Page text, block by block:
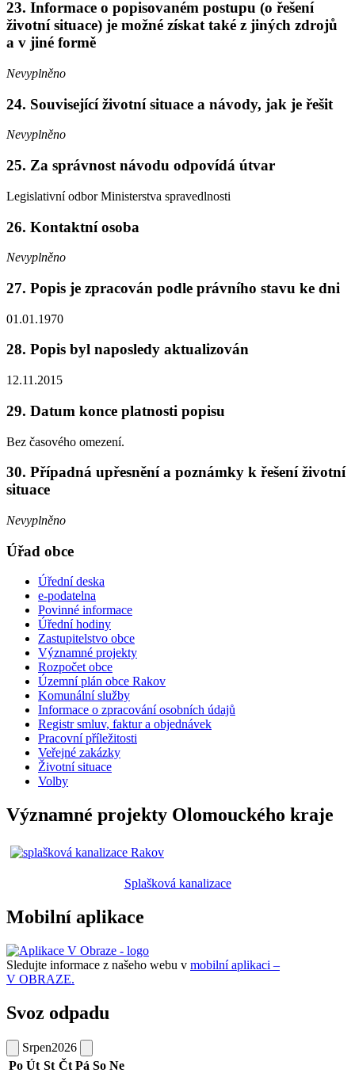
23. Informace o popisovaném postupu (o řešení
životní situace) je možné získat také z jiných zdrojů
a v jiné formě
Nevyplněno
24. Související životní situace a návody, jak je řešit
Nevyplněno
25. Za správnost návodu odpovídá útvar
Legislativní odbor Ministerstva spravedlnosti
26. Kontaktní osoba
Nevyplněno
27. Popis je zpracován podle právního stavu ke dni
01.01.1970
28. Popis byl naposledy aktualizován
12.11.2015
29. Datum konce platnosti popisu
Bez časového omezení.
30. Případná upřesnění a poznámky k řešení životní
situace
Nevyplněno
Úřad obce
Úřední deska
e-podatelna
Povinné informace
Úřední hodiny
Zastupitelstvo obce
Významné projekty
Rozpočet obce
Územní plán obce Rakov
Komunální služby
Informace o zpracování osobních údajů
Registr smluv, faktur a objednávek
Pracovní příležitosti
Veřejné zakázky
Životní situace
Volby
Významné projekty Olomouckého kraje
Splašková kanalizace
Mobilní aplikace
Sledujte informace z našeho webu v mobilní aplikaci –
V OBRAZE.
Svoz odpadu
Srpen2026
Po Út St Čt Pá So Ne